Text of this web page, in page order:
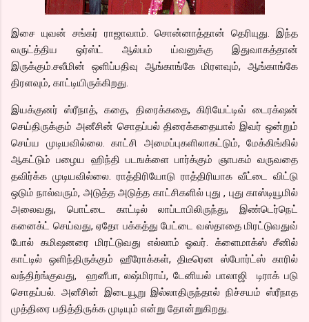
இசை யுவன் சங்கர் ராஜாவாம். சொன்னாத்தான் தெரியுது. இந்த
வருட்த்திய ஒர்ஸ்ட் ஆல்பம் ய்வனுக்கு இதுவாகத்தான்
இருக்கும்.சலீமின் ஒளிப்பதிவு ஆங்காங்கே மிரளவும், ஆங்காங்கே
திரளவும், காட்டியிருக்கிறது.
இயக்குனர் ஸ்ரீநாத், கதை, திரைக்கதை, கிரியேட்டிவ் டைரக்‌ஷன்
செய்திருக்கும் அனீசின் சொதப்பல் திரைக்கதையால் இவர் ஒன்றும்
செய்ய முடியவில்லை. காட்சி அமைப்புகளிலாகட்டும், மேக்கிங்கில்
ஆகட்டும் பழைய ஹிந்தி படஙக்ளை பார்க்கும் ஞாபகம் வருவதை
தவிர்க்க முடியவில்லை. ராத்திரியோடு ராத்திரியாக வீட்டை விட்டு
ஒடும் நால்வரும், அடுத்த அடுத்த காட்சிகளில் புது , புது காஸ்டியூமில்
அலைவது, பொட்டை காட்டில் லாப்டாபிலிருந்து, இண்டெர்நெட்
கனைக்ட் செய்வது, ஏதோ பக்கத்து பேட்டை வஸ்தாதை மிரட்டுவதுவ்
போல் கமிஷனரை மிரட்டுவது எல்லாம் ஓவர். க்ளைமாக்ஸ் சீனில்
காட்டில் ஒளிந்திருக்கும் ஹீரோக்கள், திடீரென ஸ்போர்ட்ஸ் காரில்
வந்திற்ங்குவது, ஹனீபா, லஷ்மிராய், டேனியல் பாலாஜி டிராக் படு
சொதப்பல். அனீசின் இடையூறு இல்லாதிருந்தால் நிச்சயம் ஸ்ரீநாத
முத்திரை பதித்திருக்க முடியும் என்று தோன்றுகிறது.